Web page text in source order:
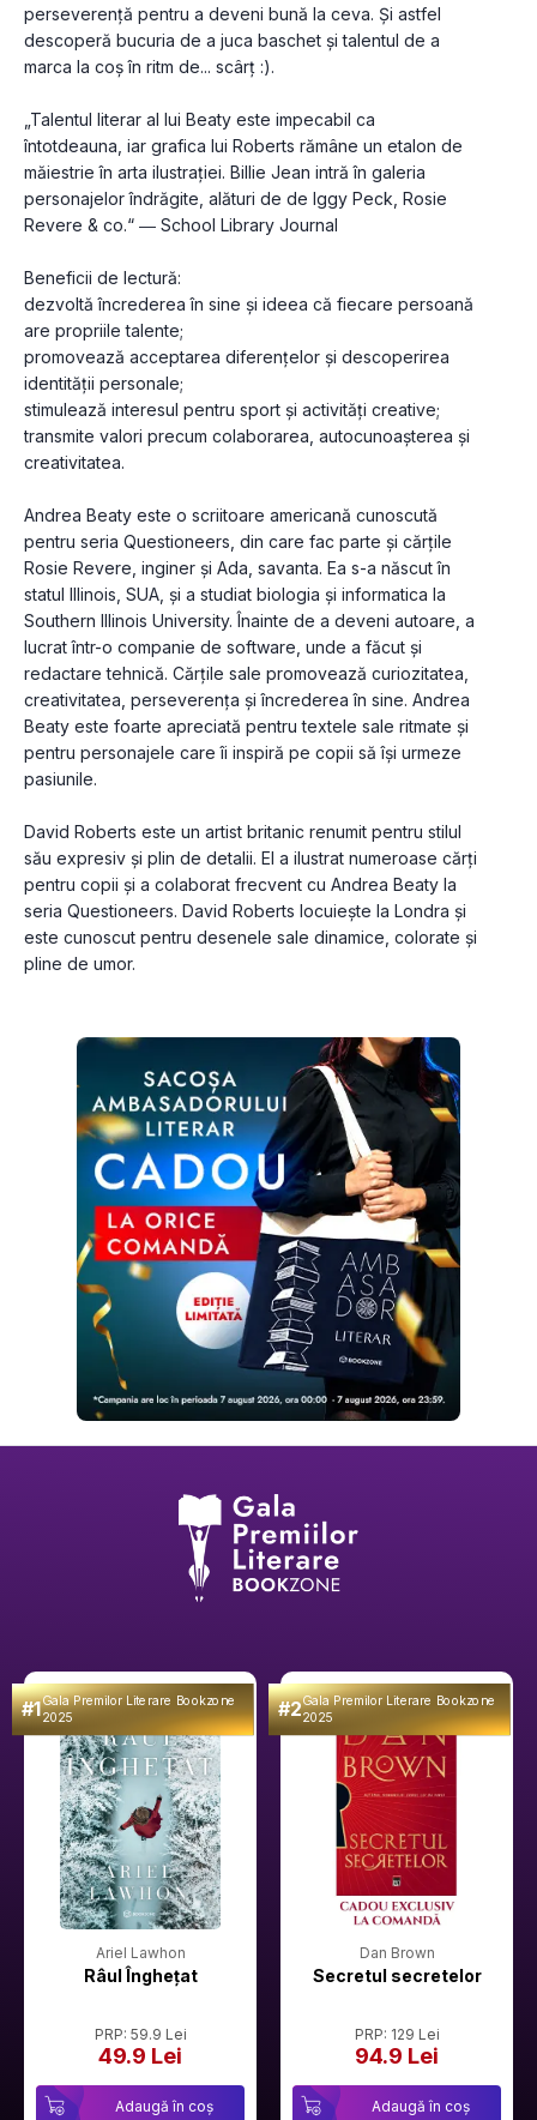
perseverență pentru a deveni bună la ceva. Și astfel
descoperă bucuria de a juca baschet și talentul de a
marca la coș în ritm de... scârț :).
„Talentul literar al lui Beaty este impecabil ca
întotdeauna, iar grafica lui Roberts rămâne un etalon de
măiestrie în arta ilustrației. Billie Jean intră în galeria
personajelor îndrăgite, alături de de Iggy Peck, Rosie
Revere & co.“ ― School Library Journal
Beneficii de lectură:
dezvoltă încrederea în sine și ideea că fiecare persoană
are propriile talente;
promovează acceptarea diferențelor și descoperirea
identității personale;
stimulează interesul pentru sport și activități creative;
transmite valori precum colaborarea, autocunoașterea și
creativitatea.
Andrea Beaty este o scriitoare americană cunoscută
pentru seria Questioneers, din care fac parte și cărțile
Rosie Revere, inginer și Ada, savanta. Ea s-a născut în
statul Illinois, SUA, și a studiat biologia și informatica la
Southern Illinois University. Înainte de a deveni autoare, a
lucrat într-o companie de software, unde a făcut și
redactare tehnică. Cărțile sale promovează curiozitatea,
creativitatea, perseverența și încrederea în sine. Andrea
Beaty este foarte apreciată pentru textele sale ritmate și
pentru personajele care îi inspiră pe copii să își urmeze
pasiunile.
David Roberts este un artist britanic renumit pentru stilul
său expresiv și plin de detalii. El a ilustrat numeroase cărți
pentru copii și a colaborat frecvent cu Andrea Beaty la
seria Questioneers. David Roberts locuiește la Londra și
este cunoscut pentru desenele sale dinamice, colorate și
pline de umor.
#1Gala Premilor Literare Bookzone
2025
Ariel Lawhon
Râul Înghețat
PRP: 59.9 Lei
49.9 Lei
Adaugă în coș
#2Gala Premilor Literare Bookzone
2025
Dan Brown
Secretul secretelor
PRP: 129 Lei
94.9 Lei
Adaugă în coș